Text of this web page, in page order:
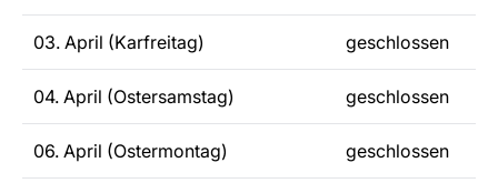
03. April (Karfreitag) geschlossen
04. April (Ostersamstag) geschlossen
06. April (Ostermontag) geschlossen